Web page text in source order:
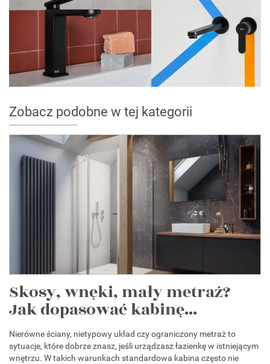
Zobacz podobne w tej kategorii
Skosy, wnęki, mały metraż?
Jak dopasować kabinę...
Nierówne ściany, nietypowy układ czy ograniczony metraż to
sytuacje, które dobrze znasz, jeśli urządzasz łazienkę w istniejącym
wnętrzu. W takich warunkach standardowa kabina często nie